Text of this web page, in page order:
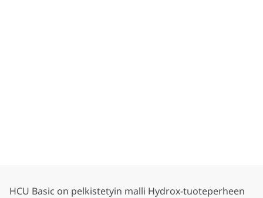
HCU Basic on pelkistetyin malli Hydrox-tuoteperheen